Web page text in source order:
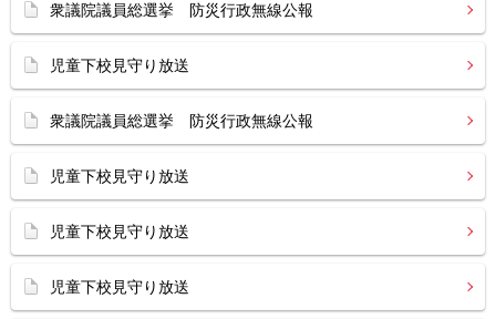
衆議院議員総選挙 防災行政無線公報
児童下校見守り放送
衆議院議員総選挙 防災行政無線公報
児童下校見守り放送
児童下校見守り放送
児童下校見守り放送